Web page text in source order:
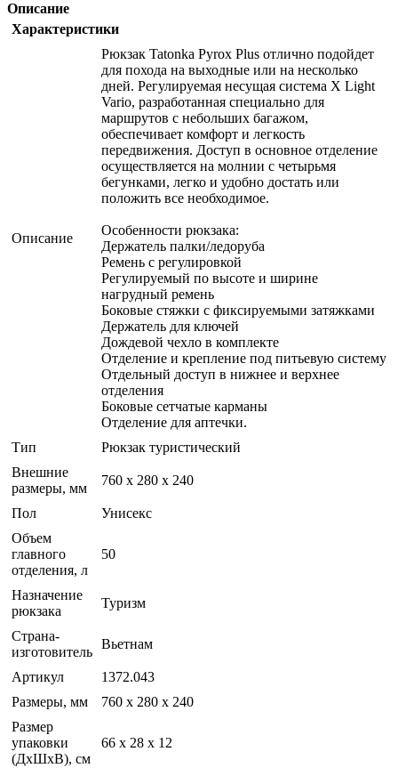
Описание
Характеристики
Описание
Рюкзак Tatonka Pyrox Plus отлично подойдет
для похода на выходные или на несколько
дней. Регулируемая несущая система X Light
Vario, разработанная специально для
маршрутов с небольших багажом,
обеспечивает комфорт и легкость
передвижения. Доступ в основное отделение
осуществляется на молнии с четырьмя
бегунками, легко и удобно достать или
положить все необходимое.
Особенности рюкзака:
Держатель палки/ледоруба
Ремень с регулировкой
Регулируемый по высоте и ширине
нагрудный ремень
Боковые стяжки с фиксируемыми затяжками
Держатель для ключей
Дождевой чехло в комплекте
Отделение и крепление под питьевую систему
Отдельный доступ в нижнее и верхнее
отделения
Боковые сетчатые карманы
Отделение для аптечки.
Тип
Рюкзак туристический
Внешние
размеры, мм
760 х 280 х 240
Пол
Унисекс
Объем
главного
отделения, л
50
Назначение
рюкзака
Туризм
Страна-
изготовитель
Вьетнам
Артикул
1372.043
Размеры, мм
760 х 280 х 240
Размер
упаковки
(ДхШхВ), см
66 x 28 x 12